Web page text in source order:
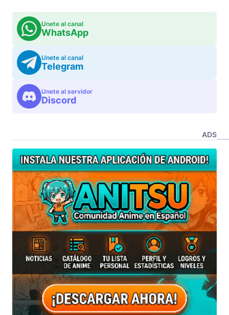
Unete al canal
WhatsApp
Unete al canal
Telegram
Unete al servidor
Discord
ADS